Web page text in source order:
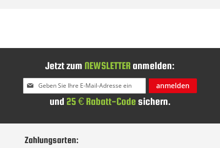
Jetzt zum NEWSLETTER anmelden:
Melden
Sie
an:
anmelden
und 25 € Rabatt-Code sichern.
Zahlungsarten: